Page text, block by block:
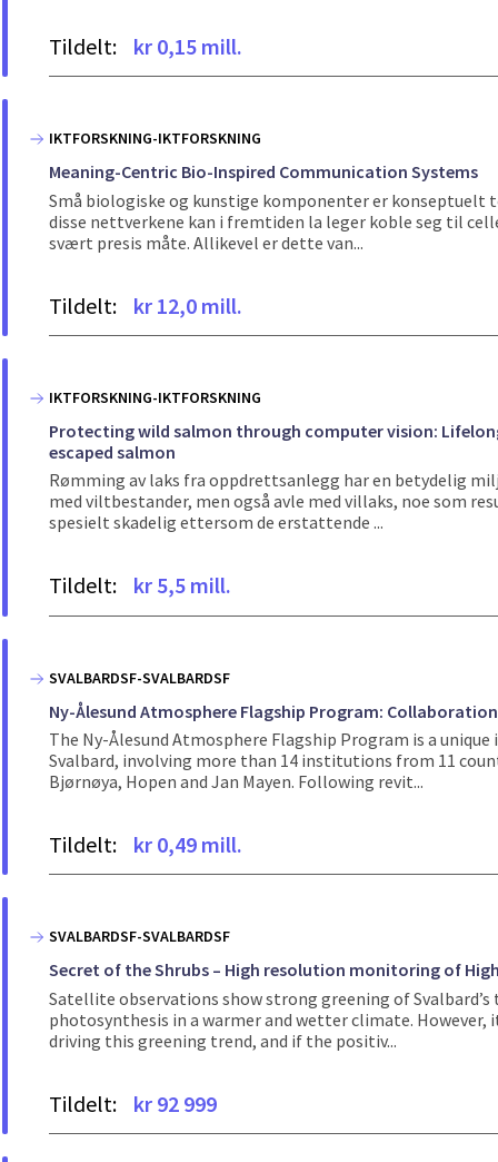
Tildelt: kr 0,15 mill.
IKTFORSKNING-IKTFORSKNING
Meaning-Centric Bio-Inspired Communication Systems
Små biologiske og kunstige komponenter er
disse nettverkene kan i fremtiden la leger koble seg til
svært presis måte. Allikevel er dette van...
Tildelt: kr 12,0 mill.
IKTFORSKNING-IKTFORSKNING
Protecting wild salmon through computer vision:
escaped salmon
Rømming av laks fra oppdrettsanlegg har en betydelig
med viltbestander, men også avle med villaks, noe som
spesielt skadelig ettersom de erstattende ...
Tildelt: kr 5,5 mill.
SVALBARDSF-SVALBARDSF
Ny-Ålesund Atmosphere Flagship Program:
The Ny-Ålesund Atmosphere Flagship Program is a
Svalbard, involving more than 14 institutions from 11
Bjørnøya, Hopen and Jan Mayen. Following revit...
Tildelt: kr 0,49 mill.
SVALBARDSF-SVALBARDSF
Secret of the Shrubs – High resolution monitoring of
Satellite observations show strong greening of
photosynthesis in a warmer and wetter climate.
driving this greening trend, and if the positiv...
Tildelt: kr 92 999